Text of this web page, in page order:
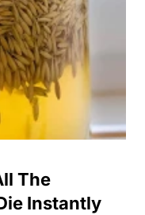
The
Instantly